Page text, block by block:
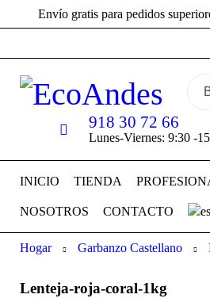
Envío gratis para pedidos
918 30 72 66
Lunes-Viernes: 9:30 -
INICIO TIENDA
NOSOTROS CONTACTO
Hogar Garbanzo Castellano
Lenteja-roja-coral-1kg